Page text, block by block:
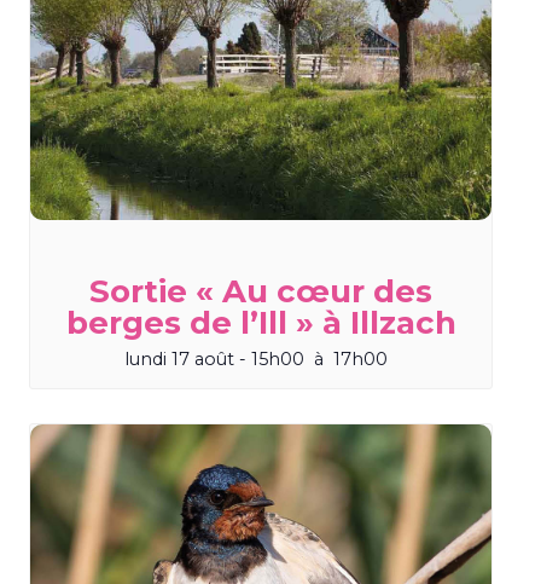
Sortie « Au cœur des
berges de l’Ill » à Illzach
lundi 17 août - 15h00 à 17h00